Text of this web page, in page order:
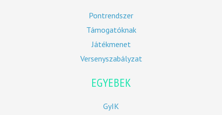
Pontrendszer
Támogatóknak
Játékmenet
Versenyszabályzat
EGYEBEK
GyIK